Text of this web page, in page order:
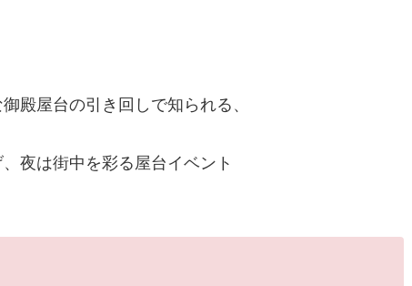
殿屋台の引き回しで知られる、
夜は街中を彩る屋台イベント